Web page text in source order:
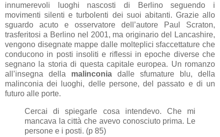
innumerevoli luoghi nascosti di Berlino seguendo i
movimenti silenti e turbolenti dei suoi abitanti. Grazie allo
sguardo acuto e osservatore dell’autore Paul Scraton,
trasferitosi a Berlino nel 2001, ma originario del Lancashire,
vengono disegnate mappe dalle molteplici sfaccettature che
conducono in posti insoliti e riflessi in epoche diverse che
segnano la storia di questa capitale europea. Un romanzo
all’insegna della malinconia dalle sfumature blu, della
malinconia dei luoghi, delle persone, del passato e di un
futuro alle porte.
Cercai di spiegarle cosa intendevo. Che mi
mancava la città che avevo conosciuto prima. Le
persone e i posti. (p 85)